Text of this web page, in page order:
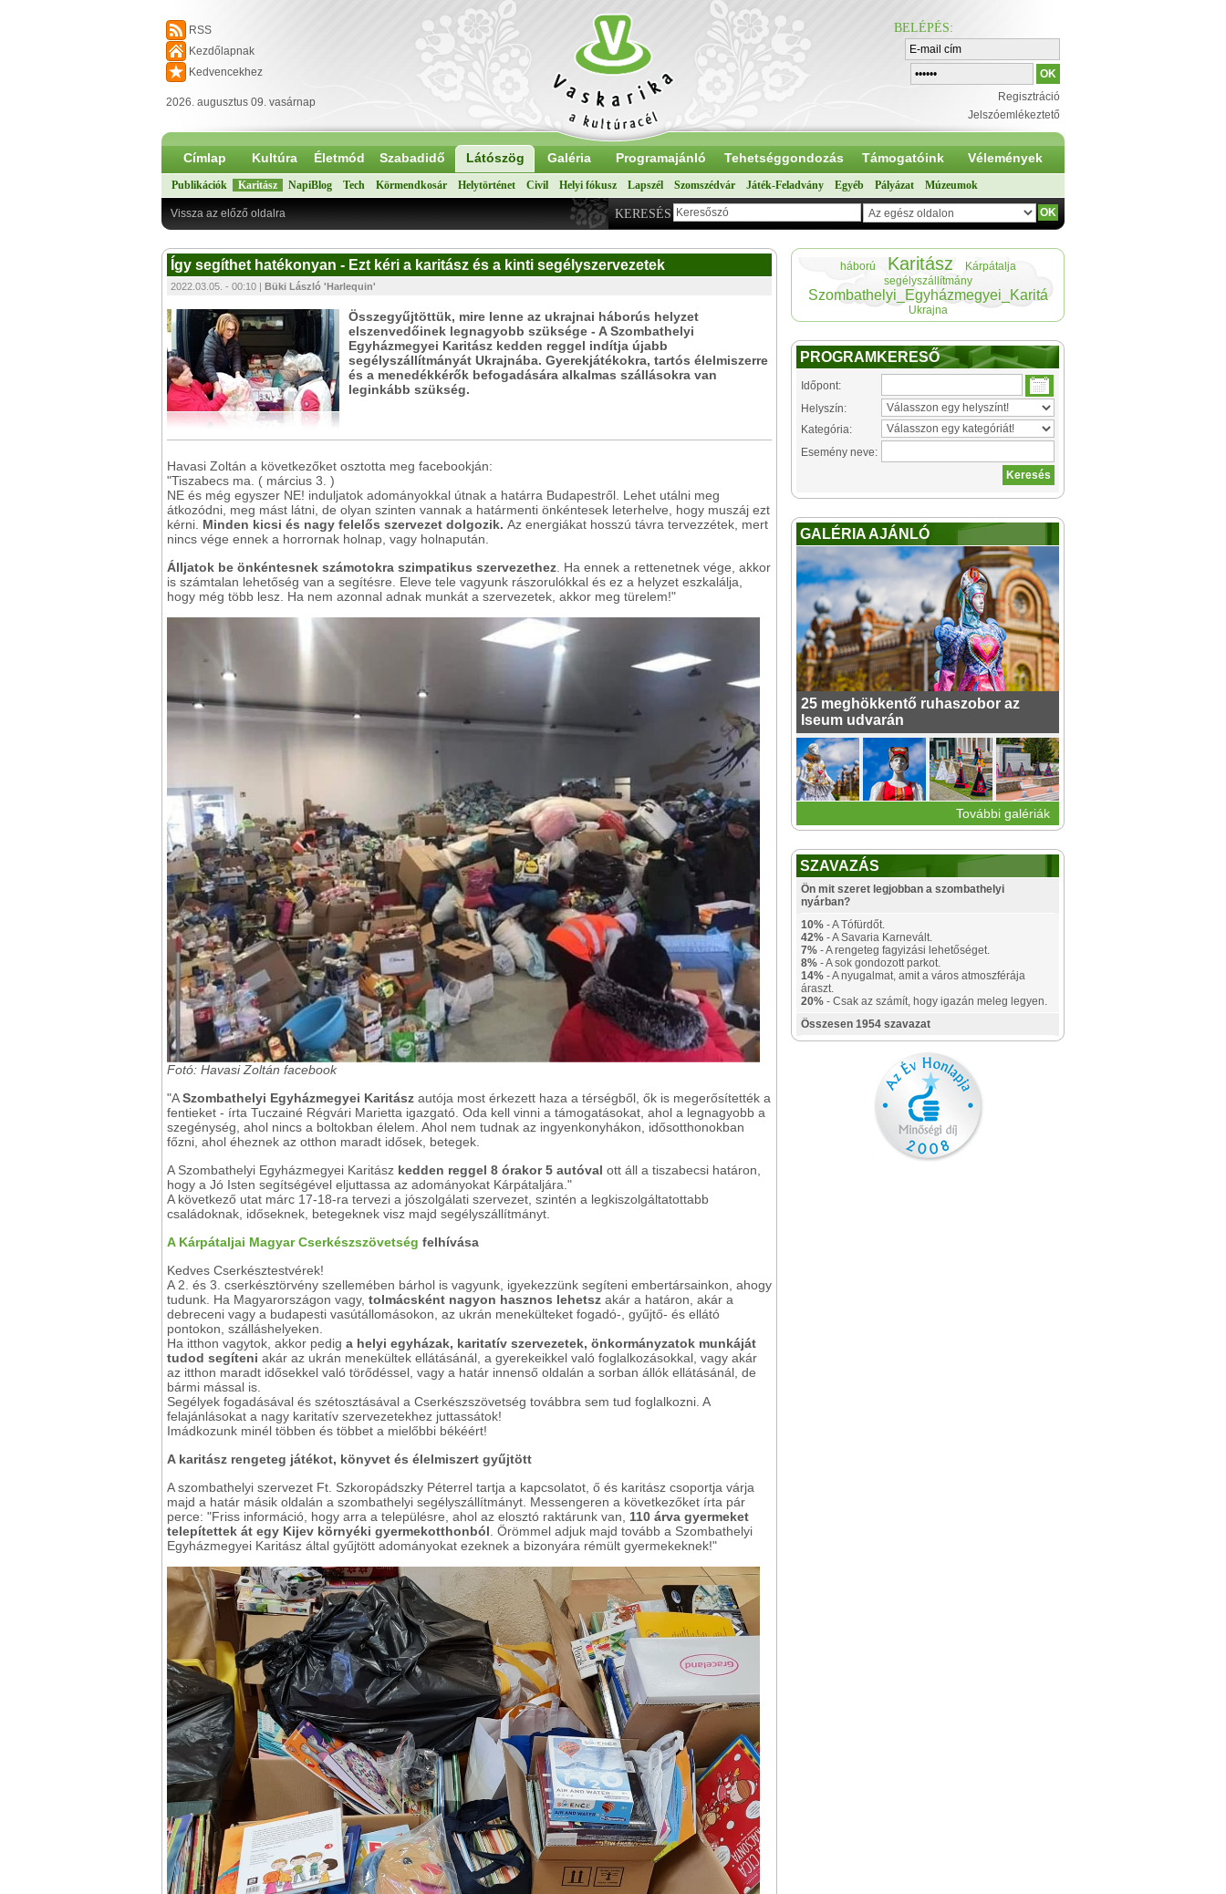
RSS
Kezdőlapnak
Kedvencekhez
2026. augusztus 09. vasárnap
BELÉPÉS:
Regisztráció
Jelszóemlékeztető
Címlap Kultúra Életmód Szabadidő Látószög Galéria Programajánló Tehetséggondozás Támogatóink Vélemények
Publikációk Karitász NapiBlog Tech Körmendkosár Helytörténet Civil Helyi fókusz Lapszél Szomszédvár Játék-Feladvány Egyéb Pályázat Múzeumok
KERESÉS
Vissza az előző oldalra
Így segíthet hatékonyan - Ezt kéri a karitász és a kinti segélyszervezetek
2022.03.05. - 00:10 | Büki László 'Harlequin'
Összegyűjtöttük, mire lenne az ukrajnai háborús helyzet
elszenvedőinek legnagyobb szüksége - A Szombathelyi
Egyházmegyei Karitász kedden reggel indítja újabb
segélyszállítmányát Ukrajnába. Gyerekjátékokra, tartós élelmiszerre
és a menedékkérők befogadására alkalmas szállásokra van
leginkább szükség.
Havasi Zoltán a következőket osztotta meg facebookján:
"Tiszabecs ma. ( március 3. )
NE és még egyszer NE! induljatok adományokkal útnak a határra Budapestről. Lehet utálni meg
átkozódni, meg mást látni, de olyan szinten vannak a határmenti önkéntesek leterhelve, hogy muszáj ezt
kérni. Minden kicsi és nagy felelős szervezet dolgozik. Az energiákat hosszú távra tervezzétek, mert
nincs vége ennek a horrornak holnap, vagy holnapután.
Álljatok be önkéntesnek számotokra szimpatikus szervezethez . Ha ennek a rettenetnek vége, akkor
is számtalan lehetőség van a segítésre. Eleve tele vagyunk rászorulókkal és ez a helyzet eszkalálja,
hogy még több lesz. Ha nem azonnal adnak munkát a szervezetek, akkor meg türelem!"
Fotó: Havasi Zoltán facebook
"ASzombathelyi Egyházmegyei Karitász autója most érkezett haza a térségből, ők is megerősítették a
fentieket - írta Tuczainé Régvári Marietta igazgató. Oda kell vinni a támogatásokat, ahol a legnagyobb a
szegénység, ahol nincs a boltokban élelem. Ahol nem tudnak az ingyenkonyhákon, idősotthonokban
főzni, ahol éheznek az otthon maradt idősek, betegek.
A Szombathelyi Egyházmegyei Karitász kedden reggel 8 órakor 5 autóval ott áll a tiszabecsi határon,
hogy a Jó Isten segítségével eljuttassa az adományokat Kárpátaljára."
A következő utat márc 17-18-ra tervezi a jószolgálati szervezet, szintén a legkiszolgáltatottabb
családoknak, időseknek, betegeknek visz majd segélyszállítmányt.
A Kárpátaljai Magyar Cserkészszövetség felhívása
Kedves Cserkésztestvérek!
A 2. és 3. cserkésztörvény szellemében bárhol is vagyunk, igyekezzünk segíteni embertársainkon, ahogy
tudunk. Ha Magyarországon vagy, tolmácsként nagyon hasznos lehetsz akár a határon, akár a
debreceni vagy a budapesti vasútállomásokon, az ukrán menekülteket fogadó-, gyűjtő- és ellátó
pontokon, szálláshelyeken.
Ha itthon vagytok, akkor pedig a helyi egyházak, karitatív szervezetek, önkormányzatok munkáját
tudod segíteni akár az ukrán menekültek ellátásánál, a gyerekeikkel való foglalkozásokkal, vagy akár
az itthon maradt idősekkel való törődéssel, vagy a határ innenső oldalán a sorban állók ellátásánál, de
bármi mással is.
Segélyek fogadásával és szétosztásával a Cserkészszövetség továbbra sem tud foglalkozni. A
felajánlásokat a nagy karitatív szervezetekhez juttassátok!
Imádkozunk minél többen és többet a mielőbbi békéért!
A karitász rengeteg játékot, könyvet és élelmiszert gyűjtött
A szombathelyi szervezet Ft. Szkoropádszky Péterrel tartja a kapcsolatot, ő és karitász csoportja várja
majd a határ másik oldalán a szombathelyi segélyszállítmányt. Messengeren a következőket írta pár
perce: "Friss információ, hogy arra a településre, ahol az elosztó raktárunk van, 110 árva gyermeket
telepítettek át egy Kijev környéki gyermekotthonból . Örömmel adjuk majd tovább a Szombathelyi
Egyházmegyei Karitász által gyűjtött adományokat ezeknek a bizonyára rémült gyermekeknek!"
háború Karitász
Kárpátalja
segélyszállítmány
Szombathelyi_Egyházmegyei_Karitá
Ukrajna
PROGRAMKERESŐ
Időpont:
Helyszín:
Kategória:
Esemény neve:
GALÉRIA AJÁNLÓ
25 meghökkentő ruhaszobor az
Iseum udvarán
További galériák
SZAVAZÁS
Ön mit szeret legjobban a szombathelyi
nyárban?
10% - A Tófürdőt.
42% - A Savaria Karnevált.
7% - A rengeteg fagyizási lehetőséget.
8% - A sok gondozott parkot.
14% - A nyugalmat, amit a város atmoszférája
áraszt.
20% - Csak az számít, hogy igazán meleg legyen.
Összesen 1954 szavazat